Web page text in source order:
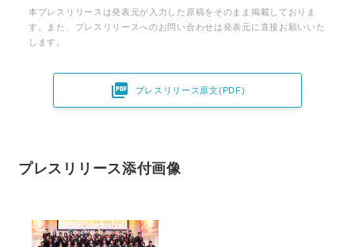
本プレスリリースは発表元が入力した原稿をそのまま掲載しておりま
す。また、プレスリリースへのお問い合わせは発表元に直接お願いいた
します。
 プレスリリース原文(PDF)
プレスリリース添付画像